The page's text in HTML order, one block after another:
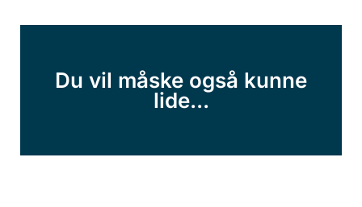
Du vil måske også kunne
lide...